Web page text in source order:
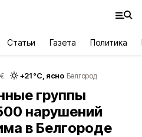
Статьи Газета Политика
€ +21°С, ясно Белгород
группы
нарушений
в Белгороде